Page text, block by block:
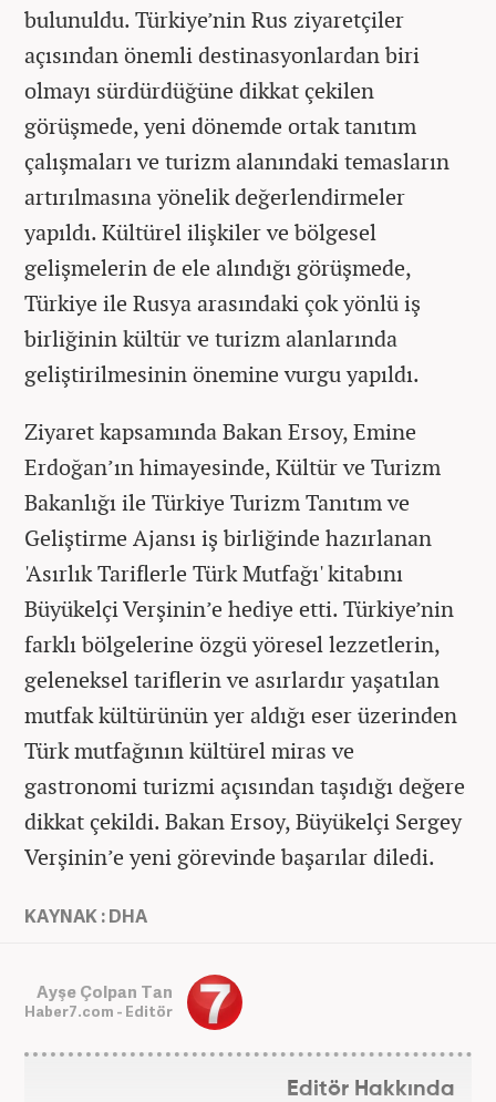
bulunuldu. Türkiye’nin Rus ziyaretçiler
açısından önemli destinasyonlardan biri
olmayı sürdürdüğüne dikkat çekilen
görüşmede, yeni dönemde ortak tanıtım
çalışmaları ve turizm alanındaki temasların
artırılmasına yönelik değerlendirmeler
yapıldı. Kültürel ilişkiler ve bölgesel
gelişmelerin de ele alındığı görüşmede,
Türkiye ile Rusya arasındaki çok yönlü iş
birliğinin kültür ve turizm alanlarında
geliştirilmesinin önemine vurgu yapıldı.
Ziyaret kapsamında Bakan Ersoy, Emine
Erdoğan’ın himayesinde, Kültür ve Turizm
Bakanlığı ile Türkiye Turizm Tanıtım ve
Geliştirme Ajansı iş birliğinde hazırlanan
'Asırlık Tariflerle Türk Mutfağı' kitabını
Büyükelçi Verşinin’e hediye etti. Türkiye’nin
farklı bölgelerine özgü yöresel lezzetlerin,
geleneksel tariflerin ve asırlardır yaşatılan
mutfak kültürünün yer aldığı eser üzerinden
Türk mutfağının kültürel miras ve
gastronomi turizmi açısından taşıdığı değere
dikkat çekildi. Bakan Ersoy, Büyükelçi Sergey
Verşinin’e yeni görevinde başarılar diledi.
KAYNAK : DHA
Ayşe Çolpan Tan
Haber7.com - Editör
Editör Hakkında